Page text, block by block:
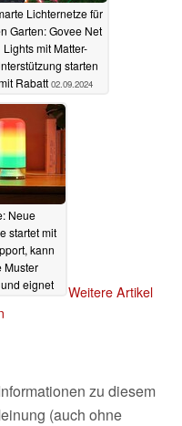
Lichternetze für
Garten: Govee Net
Lights mit Matter-
starten
Rabatt 02.09.2024
Neue
startet mit
kann
Muster
eignet
Weitere Artikel
zu diesem
(auch ohne